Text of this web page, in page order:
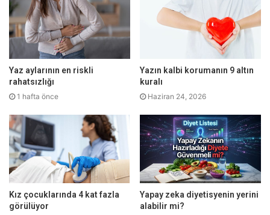
fiziksel hareketsizlik, ailede tip 2 diyabet hastalığı olması,
polikistik over sendromu, D vitamini eksikliği de insülin
direncine zemin hazırlayan diğer faktörlerdir.
Yaz aylarının en riskli
rahatsızlığı
1 hafta önce
Yazın kalbi korumanın 9 altın
kuralı
Haziran 24, 2026
Kız çocuklarında 4 kat fazla
görülüyor
Yapay zeka diyetisyenin yerini
alabilir mi?